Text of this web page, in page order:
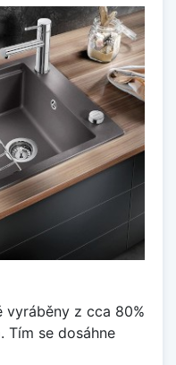
vyráběny z cca 80%
Tím se dosáhne